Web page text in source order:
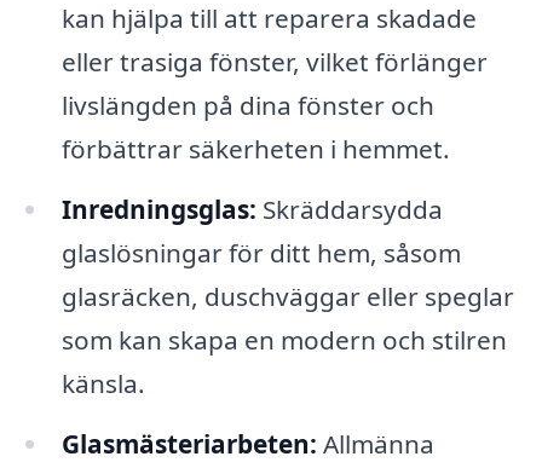
kan hjälpa till att reparera skadade
eller trasiga fönster, vilket förlänger
livslängden på dina fönster och
förbättrar säkerheten i hemmet.
Inredningsglas: Skräddarsydda
glaslösningar för ditt hem, såsom
glasräcken, duschväggar eller speglar
som kan skapa en modern och stilren
känsla.
Glasmästeriarbeten: Allmänna